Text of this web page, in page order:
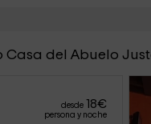
Casa del Abuelo
desde 18€
persona y noche